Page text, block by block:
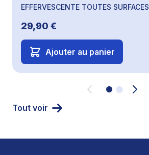
EFFERVESCENTE TOUTES SURFACES
29,90 €
Ajouter au panier
Tout voir